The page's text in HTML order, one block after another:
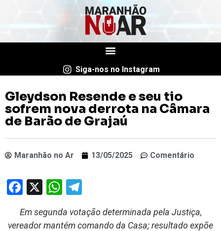
Siga-nos no Instagram
Gleydson Resende e seu tio
sofrem nova derrota na Câmara
de Barão de Grajaú
Maranhão no Ar 13/05/2025 Comentário
Facebook
X WhatsApp
Em segunda votação determinada pela Justiça,
vereador mantém comando da Casa; resultado expõe